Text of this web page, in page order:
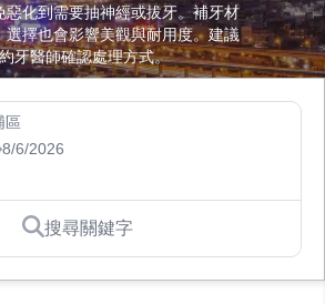
惡化到需要抽神經或拔牙。補牙材
選擇也會影響美觀與耐用度。建議
牙醫師確認處理方式。
區
8/6/2026
搜尋關鍵字